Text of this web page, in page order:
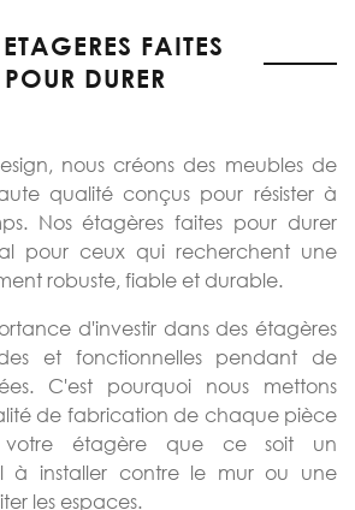
FAITES
POUR DURER
nous créons des meubles de
qualité conçus pour résister à
Nos étagères faites pour durer
pour ceux qui recherchent une
robuste, fiable et durable.
d'investir dans des étagères
et fonctionnelles pendant de
C'est pourquoi nous mettons
de fabrication de chaque pièce
votre étagère que ce soit un
à installer contre le mur ou une
les espaces.